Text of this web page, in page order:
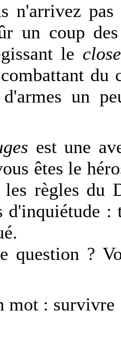
n'arrivez
un coup
le
du
un
est une
êtes le
les règles du
d'inquiétude :
question ?
mot : survivre